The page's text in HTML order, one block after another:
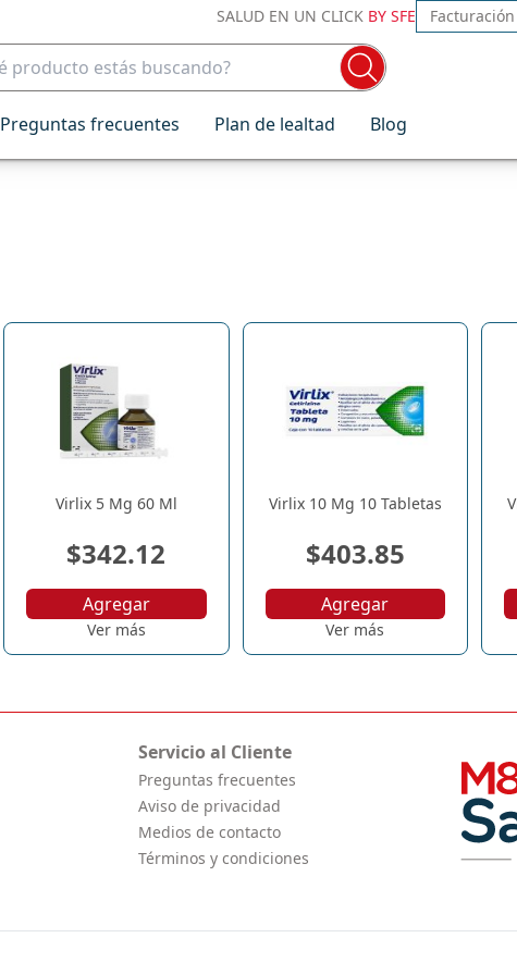
SALUD EN UN CLICK BY SFE Facturación
Preguntas frecuentes Plan de lealtad Blog
Virlix 5 Mg 60 Ml
$342.12
Agregar
Ver más
Virlix 10 Mg 10 Tabletas
$403.85
Agregar
Ver más
Servicio al Cliente
Preguntas frecuentes
Aviso de privacidad
Medios de contacto
Términos y condiciones